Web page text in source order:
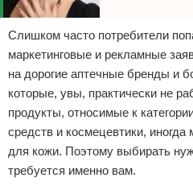
Слишком часто потребители
маркетинговые и рекламные
на дорогие аптечные бренды и
которые, увы, практически не
продукты, относимые к
средств и космецевтики,
для кожи. Поэтому выбирать
требуется именно вам.